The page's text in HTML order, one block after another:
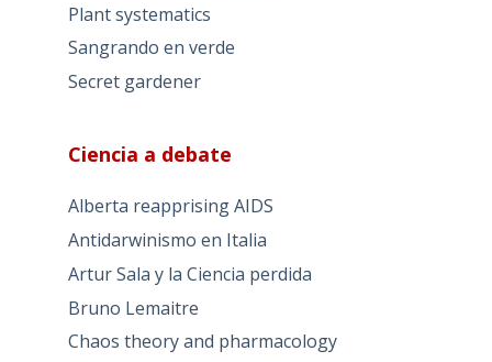
Plant systematics
Sangrando en verde
Secret gardener
Ciencia a debate
Alberta reapprising AIDS
Antidarwinismo en Italia
Artur Sala y la Ciencia perdida
Bruno Lemaitre
Chaos theory and pharmacology